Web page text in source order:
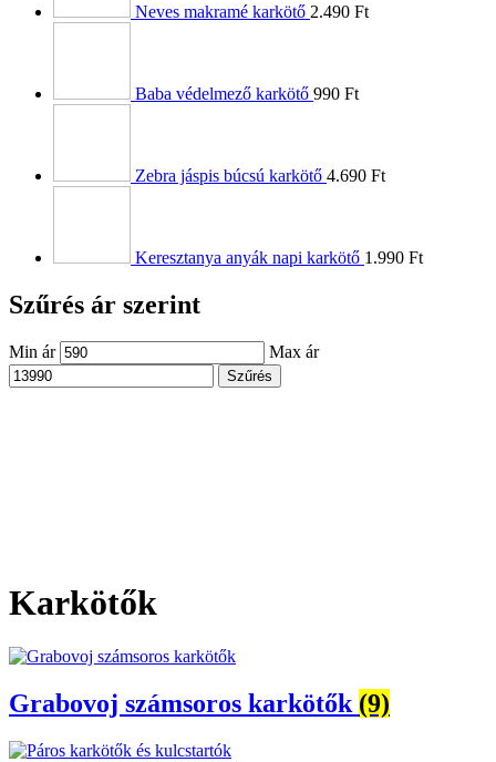
Neves makramé karkötő 2.490 Ft
Baba védelmező karkötő 990 Ft
Zebra jáspis búcsú karkötő 4.690 Ft
Keresztanya anyák napi karkötő 1.990 Ft
Szűrés ár szerint
Min ár Max ár
Szűrés
Karkötők
Grabovoj számsoros karkötők (9)